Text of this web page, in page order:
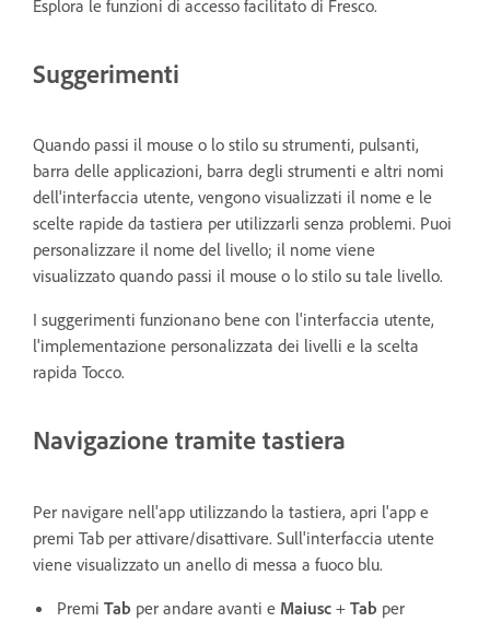
Esplora le funzioni di accesso facilitato di Fresco.
Suggerimenti
Quando passi il mouse o lo stilo su strumenti, pulsanti,
barra delle applicazioni, barra degli strumenti e altri nomi
dell'interfaccia utente, vengono visualizzati il nome e le
scelte rapide da tastiera per utilizzarli senza problemi. Puoi
personalizzare il nome del livello; il nome viene
visualizzato quando passi il mouse o lo stilo su tale livello.
I suggerimenti funzionano bene con l'interfaccia utente,
l'implementazione personalizzata dei livelli e la scelta
rapida Tocco.
Navigazione tramite tastiera
Per navigare nell'app utilizzando la tastiera, apri l'app e
premi Tab per attivare/disattivare. Sull'interfaccia utente
viene visualizzato un anello di messa a fuoco blu.
Premi Tab per andare avanti e Maiusc + Tab per